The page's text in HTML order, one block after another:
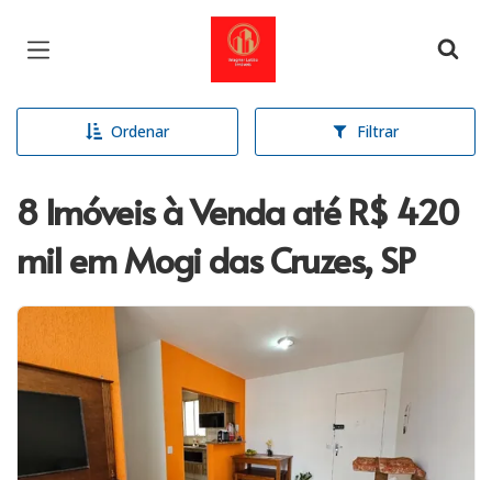
Página inicial
Ordenar Filtrar
8 Imóveis à Venda até R$ 420
mil em Mogi das Cruzes, SP